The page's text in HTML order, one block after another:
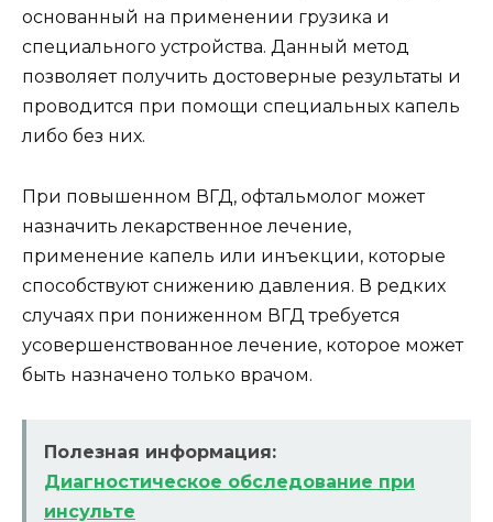
основанный на применении грузика и
специального устройства. Данный метод
позволяет получить достоверные результаты и
проводится при помощи специальных капель
либо без них.
При повышенном ВГД, офтальмолог может
назначить лекарственное лечение,
применение капель или инъекции, которые
способствуют снижению давления. В редких
случаях при пониженном ВГД требуется
усовершенствованное лечение, которое может
быть назначено только врачом.
Полезная информация:
Диагностическое обследование при
инсульте